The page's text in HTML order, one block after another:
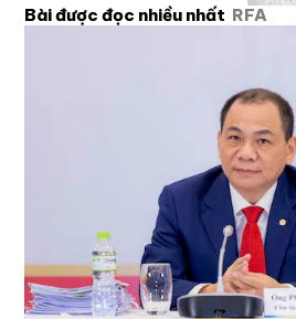
Bài được đọc nhiều nhất RFA